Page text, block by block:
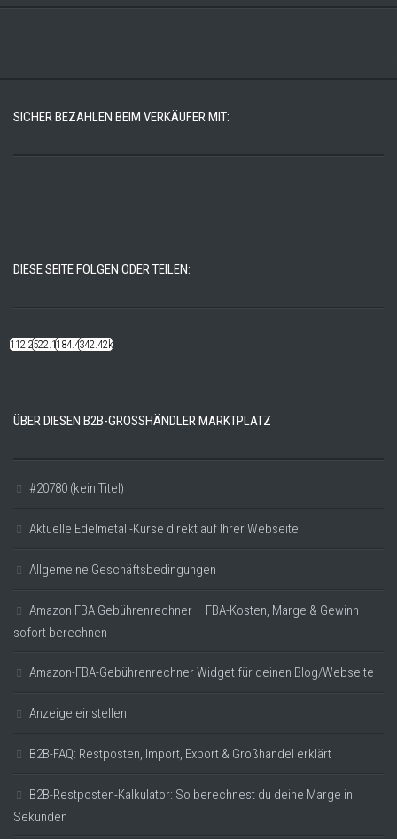
SICHER BEZAHLEN BEIM VERKÄUFER MIT:
DIESE SEITE FOLGEN ODER TEILEN:
112.22k522.14k184.48k342.42k
ÜBER DIESEN B2B-GROSSHÄNDLER MARKTPLATZ
#20780 (kein Titel)
Aktuelle Edelmetall-Kurse direkt auf Ihrer Webseite
Allgemeine Geschäftsbedingungen
Amazon FBA Gebührenrechner – FBA-Kosten, Marge & Gewinn
sofort berechnen
Amazon-FBA-Gebührenrechner Widget für deinen Blog/Webseite
Anzeige einstellen
B2B-FAQ: Restposten, Import, Export & Großhandel erklärt
B2B-Restposten-Kalkulator: So berechnest du deine Marge in
Sekunden